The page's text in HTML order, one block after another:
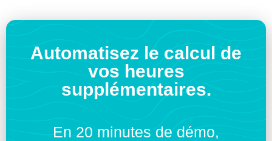
Automatisez le calcul de
vos heures
supplémentaires.
En 20 minutes de démo,